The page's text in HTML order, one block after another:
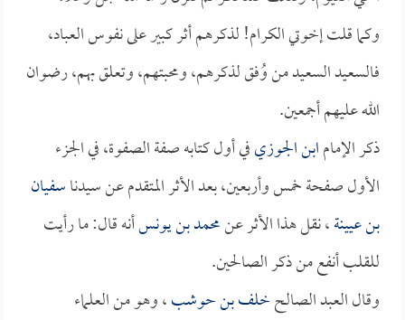
وكما قلت إخوتي الكرام! لذكرهم أثر كبير على نفوس العباد،
فالسعيد السعيد من وُفق لذكرهم، ومحبتهم، وتعلق بهم، رضوان
الله عليهم أجمعين.
ذكر الإمامابن الجوزيفي أول كتابه صفة الصفوة، في الجزء
الأول صفحة خمس وأربعين، بعد الأثر المتقدم عن سيدناسفيان
بن عيينة، نقل هذا الأثر عنمحمد بن يونسأنه قال: ما رأيت
للقلب أنفع من ذكر الصالحين.
وقال العبد الصالحخلف بن حوشب، وهو من العلماء